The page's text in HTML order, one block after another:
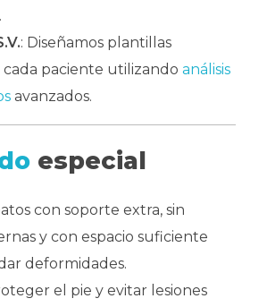
: Diseñamos plantillas
cada paciente utilizando análisis
avanzados.
especial
con soporte extra, sin
y con espacio suficiente
deformidades.
el pie y evitar lesiones